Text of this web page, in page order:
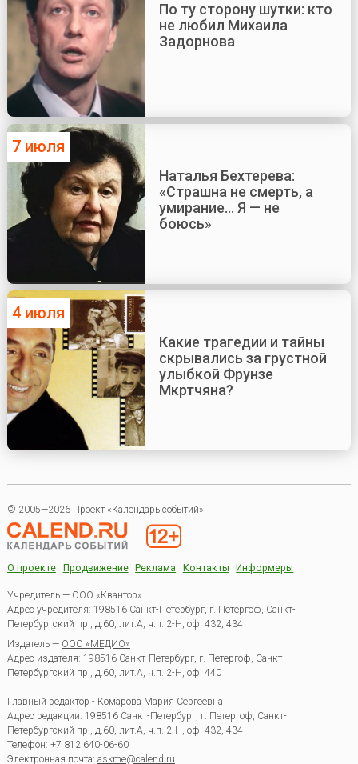
По ту сторону шутки: кто
не любил Михаила
Задорнова
7 июля
Наталья Бехтерева:
«Страшна не смерть, а
умирание... Я — не
боюсь»
4 июля
Какие трагедии и тайны
скрывались за грустной
улыбкой Фрунзе
Мкртчяна?
© 2005—2026 Проект «Календарь событий»
О проекте Продвижение Реклама Контакты Информеры
Учредитель — ООО «Квантор»
Адрес учредителя: 198516 Санкт-Петербург, г. Петергоф, Санкт-
Петербургский пр., д.60, лит.А, ч.п. 2-Н, оф. 432, 434
Издатель — ООО «МЕДИО»
Адрес издателя: 198516 Санкт-Петербург, г. Петергоф, Санкт-
Петербургский пр., д.60, лит.А, ч.п. 2-Н, оф. 440
Главный редактор - Комарова Мария Сергеевна
Адрес редакции: 198516 Санкт-Петербург, г. Петергоф, Санкт-
Петербургский пр., д.60, лит.А, ч.п. 2-Н, оф. 432, 434
Телефон: +7 812 640-06-60
Электронная почта: askme@calend.ru